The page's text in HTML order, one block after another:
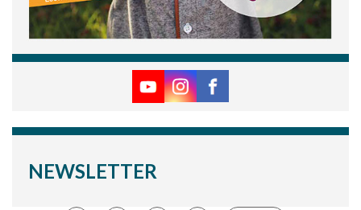
NEWSLETTER